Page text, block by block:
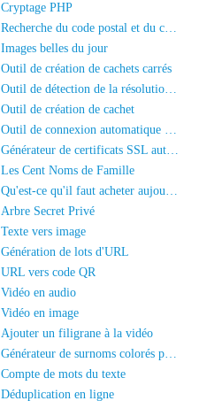
Cryptage PHP
Recherche du code postal et du code de région
Images belles du jour
Outil de création de cachets carrés
Outil de détection de la résolution d'écran
Outil de création de cachet
Outil de connexion automatique universel
Générateur de certificats SSL auto-signés
Les Cent Noms de Famille
Qu'est-ce qu'il faut acheter aujourd'hui?
Arbre Secret Privé
Texte vers image
Génération de lots d'URL
URL vers code QR
Vidéo en audio
Vidéo en image
Ajouter un filigrane à la vidéo
Générateur de surnoms colorés pour WeChat
Compte de mots du texte
Déduplication en ligne